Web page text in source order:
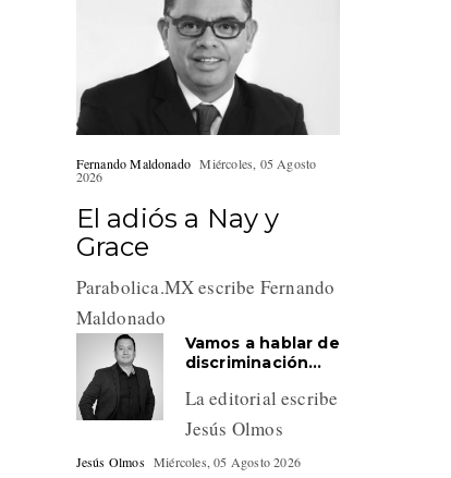
Fernando Maldonado Miércoles, 05 Agosto
2026
El adiós a Nay y
Grace
Parabolica.MX escribe Fernando
Maldonado
Vamos a hablar de
discriminación…
La editorial escribe
Jesús Olmos
Jesús Olmos Miércoles, 05 Agosto 2026